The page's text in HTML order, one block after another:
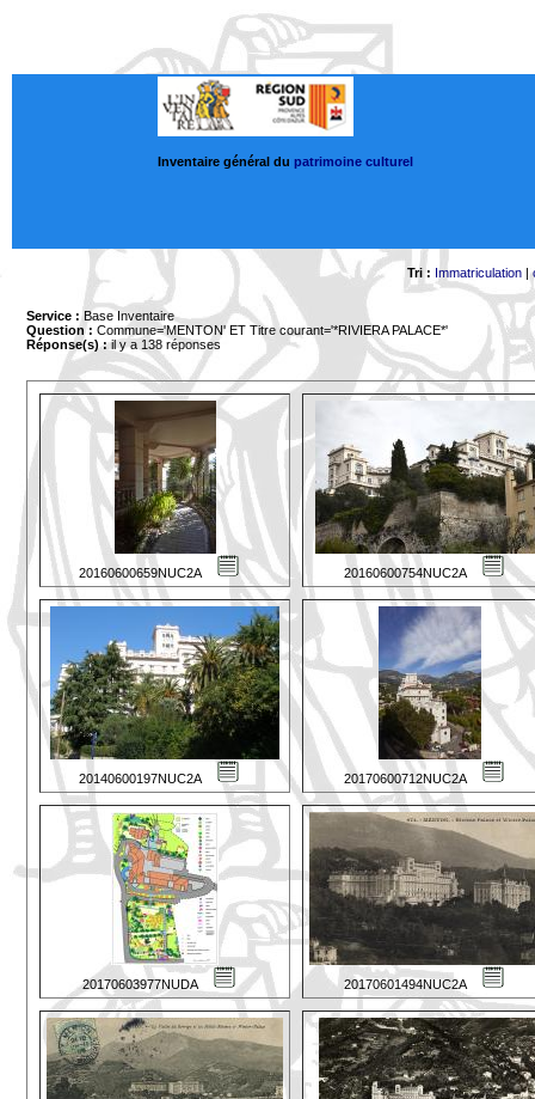
Inventaire général du patrimoine culturel
Tri : Immatriculation|
Service : Base Inventaire
Question : Commune='MENTON' ET Titre courant='*RIVIERA PALACE*'
Réponse(s) :il y a 138 réponses
20160600659NUC2A 20160600754NUC2A
20140600197NUC2A 20170600712NUC2A
20170603977NUDA 20170601494NUC2A